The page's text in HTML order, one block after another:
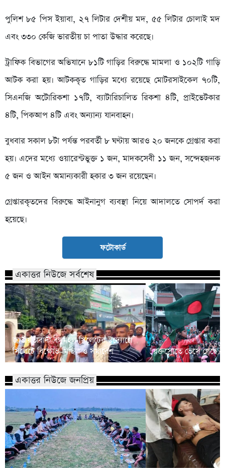
পুলিশ ৮৫ পিস ইয়াবা, ২৭ লিটার দেশীয় মদ, ৫৫ লিটার চোলাই মদ
এবং ৩৩০ কেজি ভারতীয় চা পাতা উদ্ধার করেছে।
ট্রাফিক বিভাগের অভিযানে ৮১টি গাড়ির বিরুদ্ধে মামলা ও ১০২টি গাড়ি
আটক করা হয়। আটককৃত গাড়ির মধ্যে রয়েছে মোটরসাইকেল ৭০টি,
সিএনজি অটোরিকশা ১৭টি, ব্যাটারিচালিত রিকশা ৪টি, প্রাইভেটকার
৪টি, পিকআপ ৪টি এবং অন্যান্য যানবাহন।
বুধবার সকাল ৮টা পর্যন্ত পরবর্তী ৮ ঘণ্টায় আরও ২০ জনকে গ্রেপ্তার করা
হয়। এদের মধ্যে ওয়ারেন্টভুক্ত ১ জন, মাদকসেবী ১১ জন, সন্দেহজনক
৫ জন ও আইন অমান্যকারী হকার ৩ জন রয়েছেন।
গ্রেপ্তারকৃতদের বিরুদ্ধে আইনানুগ ব্যবস্থা নিয়ে আদালতে সোপর্দ করা
হয়েছে।
ফটোকার্ড
একাত্তর নিউজে সর্বশেষ
জাতীয়তাবাদী বন্ধুমহল সিলেটের উদ্যোগে
সিলেটে বিক্ষোভ মিছিল ও সমাবেশ
রক্তস্রোতে ভেসে গেছে
একাত্তর নিউজে জনপ্রিয়